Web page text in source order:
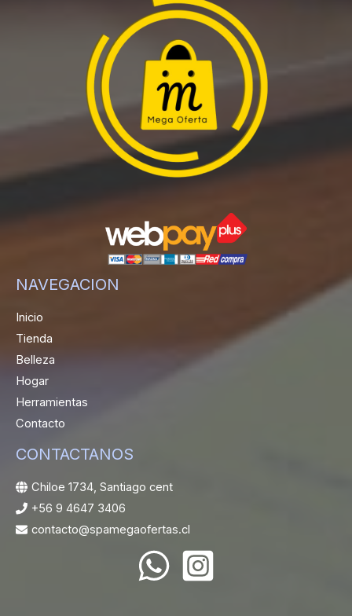
NAVEGACION
Inicio
Tienda
Belleza
Hogar
Herramientas
Contacto
CONTACTANOS
Chiloe 1734, Santiago cent
+56 9 4647 3406
contacto@spamegaofertas.cl